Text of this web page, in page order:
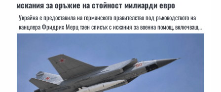
искания за оръжие на стойност милиарди евро
Украйна е предоставила на германското правителство под ръководството на
канцлера Фридрих Мерц таен списък с искания за военна помощ, включващ…